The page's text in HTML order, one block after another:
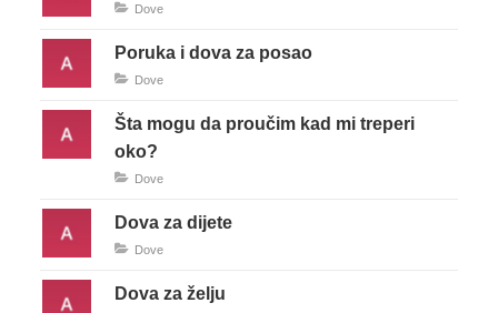
Dove
Poruka i dova za posao
Dove
Šta mogu da proučim kad mi treperi
oko?
Dove
Dova za dijete
Dove
Dova za želju